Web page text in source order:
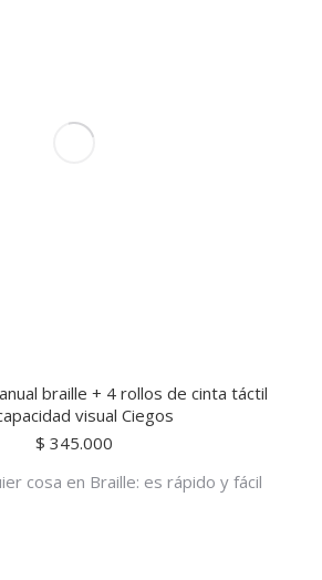
braille + 4 rollos de cinta táctil
visual Ciegos
$ 345.000
cosa en Braille: es rápido y fácil